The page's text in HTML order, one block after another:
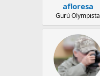
afloresa
Gurú Olympista